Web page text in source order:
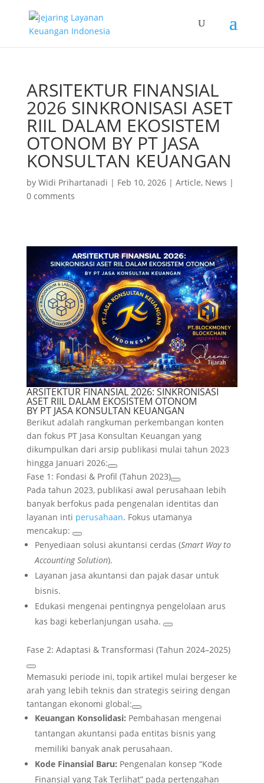
ARSITEKTUR FINANSIAL
2026 SINKRONISASI ASET
RIIL DALAM EKOSISTEM
OTONOM BY PT JASA
KONSULTAN KEUANGAN
by Widi Prihartanadi | Feb 10, 2026| Article, News |
0 comments
ARSITEKTUR FINANSIAL 2026: SINKRONISASI
ASET RIIL DALAM EKOSISTEM OTONOM
BY PT JASA KONSULTAN KEUANGAN
Berikut adalah rangkuman perkembangan konten
dan fokus PT Jasa Konsultan Keuangan yang
dikumpulkan dari arsip publikasi mulai tahun 2023
hingga Januari 2026:
Fase 1: Fondasi & Profil (Tahun 2023)
Pada tahun 2023, publikasi awal perusahaan lebih
banyak berfokus pada pengenalan identitas dan
layanan inti perusahaan. Fokus utamanya
mencakup:
Penyediaan solusi akuntansi cerdas (Smart Way to
Accounting Solution).
Layanan jasa akuntansi dan pajak dasar untuk
bisnis.
Edukasi mengenai pentingnya pengelolaan arus
kas bagi keberlanjungan usaha.
Fase 2: Adaptasi & Transformasi (Tahun 2024–2025)
Memasuki periode ini, topik artikel mulai bergeser ke
arah yang lebih teknis dan strategis seiring dengan
tantangan ekonomi global:
Keuangan Konsolidasi: Pembahasan mengenai
tantangan akuntansi pada entitas bisnis yang
memiliki banyak anak perusahaan.
Kode Finansial Baru: Pengenalan konsep “Kode
Finansial yang Tak Terlihat” pada pertengahan